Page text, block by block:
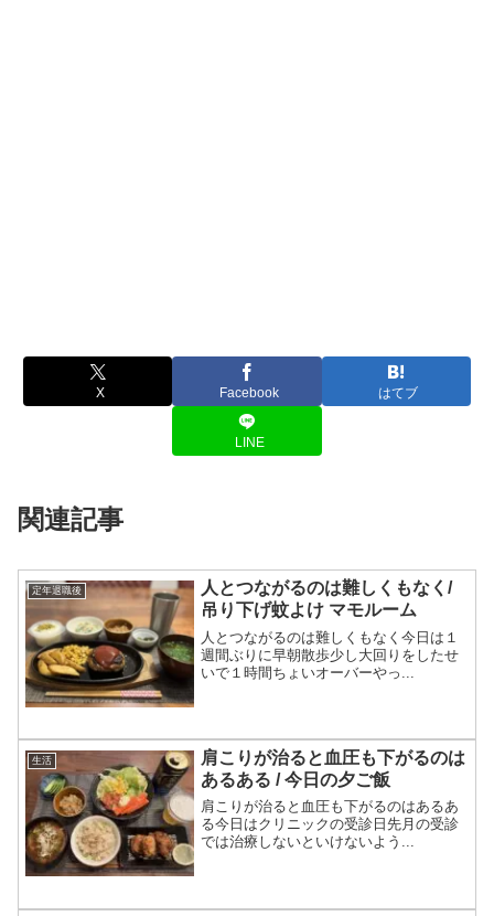
X Facebook はてブ
LINE
関連記事
定年退職後
人とつながるのは難しくもなく/
吊り下げ蚊よけ マモルーム
人とつながるのは難しくもなく今日は１
週間ぶりに早朝散歩少し大回りをしたせ
いで１時間ちょいオーバーやっ...
生活
肩こりが治ると血圧も下がるのは
あるある / 今日の夕ご飯
肩こりが治ると血圧も下がるのはあるあ
る今日はクリニックの受診日先月の受診
では治療しないといけないよう...